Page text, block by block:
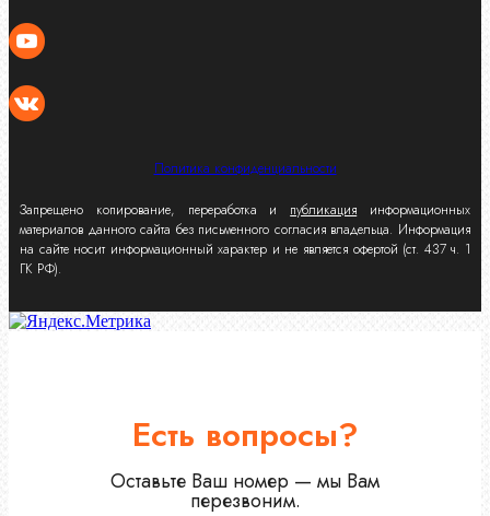
Политика конфиденциальности
Запрещено копирование, переработка и публикация информационных
материалов данного сайта без письменного согласия владельца. Информация
на сайте носит информационный характер и не является офертой (ст. 437 ч. 1
ГК РФ).
Есть вопросы?
Оставьте Ваш номер — мы Вам
перезвоним.